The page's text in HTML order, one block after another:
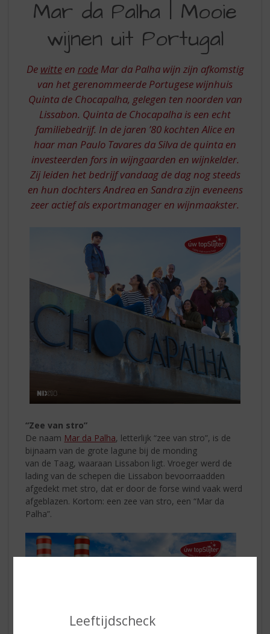
Leeftijdscheck
DA
PALHA
WIJNEN
UIT
PORTUGAL
Mar da Palha | Mooie
wijnen uit Portugal
De witteen rodeMar da Palha wijn zijn afkomstig
van het gerenommeerde Portugese wijnhuis
Quinta de Chocapalha, gelegen ten noorden van
Lissabon. Quinta de Chocapalha is een echt
familiebedrijf. In de jaren ’80 kochten Alice en
haar man Paulo Tavares da Silva de quinta en
investeerden fors in wijngaarden en wijnkelder.
Zij leiden het bedrijf vandaag de dag nog steeds
en hun dochters Andrea en Sandra zijn eveneens
zeer actief als exportmanager en wijnmaakster.
“Zee van stro”
De naam Mar da Palha, letterlijk “zee van stro”, is de
bijnaam van de grote lagune bij de monding
van de Taag, waaraan Lissabon ligt. Vroeger werd de
lading van de schepen die Lissabon bevoorraadden
afgedekt met stro, dat er door de forse wind vaak werd
afgeblazen. Kortom: een zee van stro, een “Mar da
Palha”.